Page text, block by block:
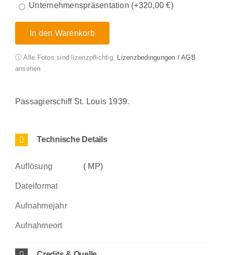
Unternehmenspräsentation (+320,00€)
In den Warenkorb
ⓘ Alle Fotos sind lizenzpflichtig. Lizenzbedingungen / AGB
ansehen
Passagierschiff St. Louis 1939.
Technische Details
Auflösung ( MP)
Dateiformat
Aufnahmejahr
Aufnahmeort